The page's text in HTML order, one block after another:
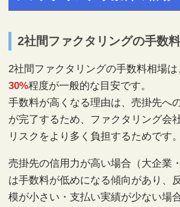
2社間ファクタリングの手数
2社間ファクタリングの手数料相場は
30%程度が一般的な目安です。
手数料が高くなる理由は、売掛先へ
が完了するため、ファクタリング会
リスクをより多く負担するためです。
売掛先の信用力が高い場合（大企業
は手数料が低めになる傾向があり、
模が小さい・支払い実績が少ない場